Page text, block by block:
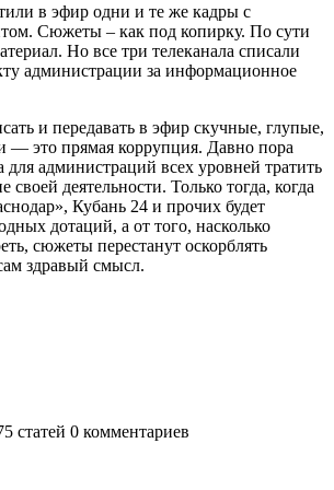
в эфир одни и те же кадры с
Сюжеты – как под копирку. По сути
Но все три телеканала списали
администрации за информационное
и передавать в эфир скучные, глупые,
— это прямая коррупция. Давно пора
для администраций всех уровней тратить
своей деятельности. Только тогда, когда
Кубань 24 и прочих будет
дотаций, а от того, насколько
сюжеты перестанут оскорблять
здравый смысл.
статей 0 комментариев